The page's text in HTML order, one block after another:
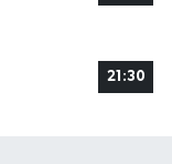
21:30